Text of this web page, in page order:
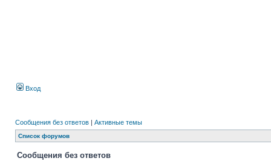
Вход
Сообщения без ответов | Активные темы
Список форумов
Сообщения без ответов